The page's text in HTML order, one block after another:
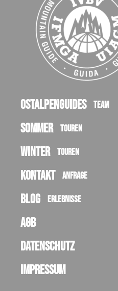
Ostalpenguides Team
Sommer Touren
Winter Touren
Kontakt Anfrage
Blog Erlebnisse
AGB
Datenschutz
Impressum